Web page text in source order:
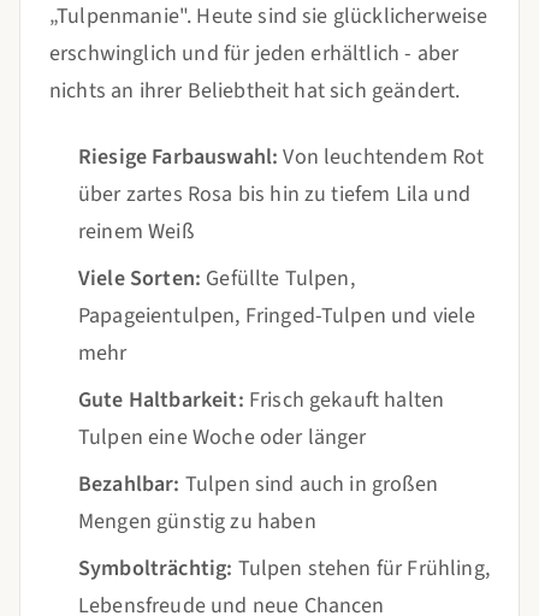
„Tulpenmanie". Heute sind sie glücklicherweise
erschwinglich und für jeden erhältlich - aber
nichts an ihrer Beliebtheit hat sich geändert.
Riesige Farbauswahl: Von leuchtendem Rot
über zartes Rosa bis hin zu tiefem Lila und
reinem Weiß
Viele Sorten: Gefüllte Tulpen,
Papageientulpen, Fringed-Tulpen und viele
mehr
Gute Haltbarkeit: Frisch gekauft halten
Tulpen eine Woche oder länger
Bezahlbar: Tulpen sind auch in großen
Mengen günstig zu haben
Symbolträchtig: Tulpen stehen für Frühling,
Lebensfreude und neue Chancen